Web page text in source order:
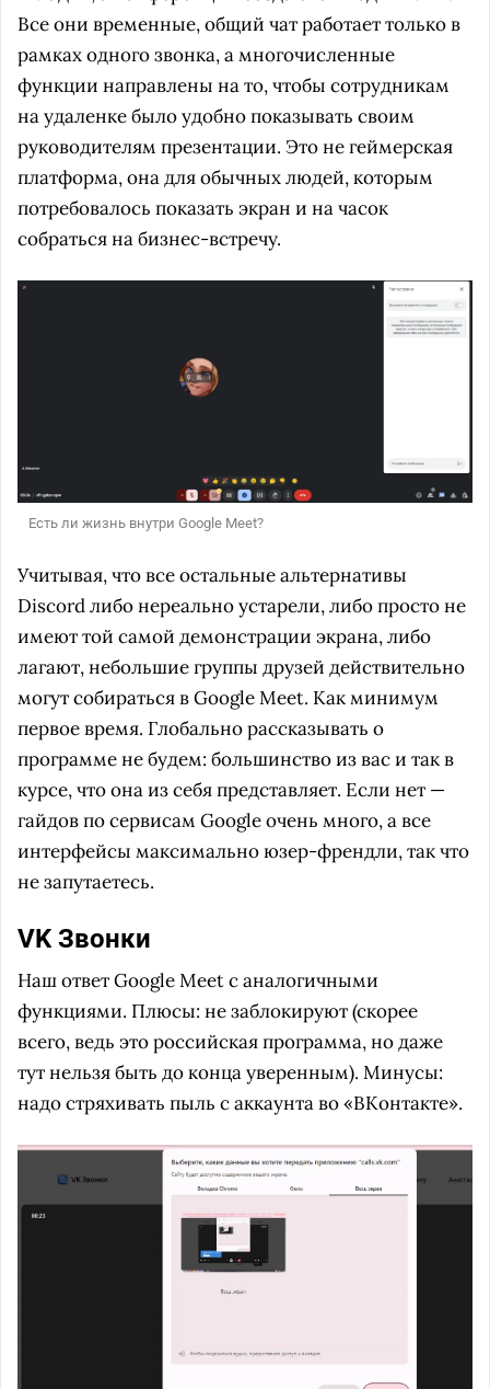
Все они временные, общий чат работает только в
рамках одного звонка, а многочисленные
функции направлены на то, чтобы сотрудникам
на удаленке было удобно показывать своим
руководителям презентации. Это не геймерская
платформа, она для обычных людей, которым
потребовалось показать экран и на часок
собраться на бизнес-встречу.
Есть ли жизнь внутри Google Meet?
Учитывая, что все остальные альтернативы
Discord либо нереально устарели, либо просто не
имеют той самой демонстрации экрана, либо
лагают, небольшие группы друзей действительно
могут собираться в Google Meet. Как минимум
первое время. Глобально рассказывать о
программе не будем: большинство из вас и так в
курсе, что она из себя представляет. Если нет —
гайдов по сервисам Google очень много, а все
интерфейсы максимально юзер-френдли, так что
не запутаетесь.
VK Звонки
Наш ответ Google Meet с аналогичными
функциями. Плюсы: не заблокируют (скорее
всего, ведь это российская программа, но даже
тут нельзя быть до конца уверенным). Минусы:
надо стряхивать пыль с аккаунта во «ВКонтакте».